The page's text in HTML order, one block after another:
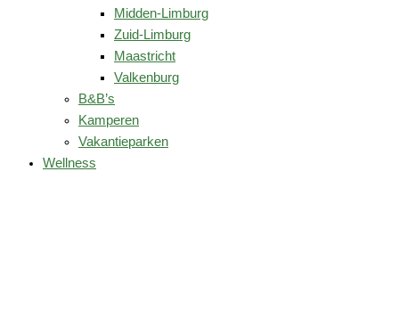
Midden-Limburg
Zuid-Limburg
Maastricht
Valkenburg
B&B’s
Kamperen
Vakantieparken
Wellness